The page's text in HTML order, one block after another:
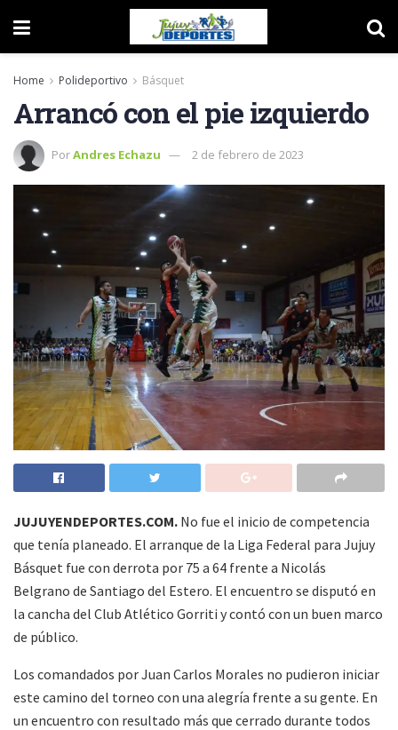
Home Polideportivo Básquet
Arrancó con el pie izquierdo
PorAndres Echazu 2 de febrero de 2023
JUJUYENDEPORTES.COM. No fue el inicio de competencia
que tenía planeado. El arranque de la Liga Federal para Jujuy
Básquet fue con derrota por 75 a 64 frente a Nicolás
Belgrano de Santiago del Estero. El encuentro se disputó en
la cancha del Club Atlético Gorriti y contó con un buen marco
de público.
Los comandados por Juan Carlos Morales no pudieron iniciar
este camino del torneo con una alegría frente a su gente. En
un encuentro con resultado más que cerrado durante todos